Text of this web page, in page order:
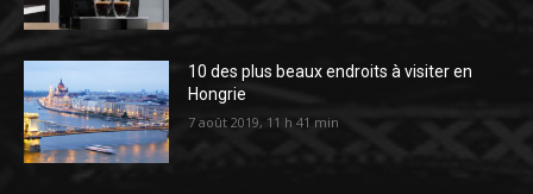
10 des plus beaux endroits à visiter en
Hongrie
7 août 2019, 11 h 41 min